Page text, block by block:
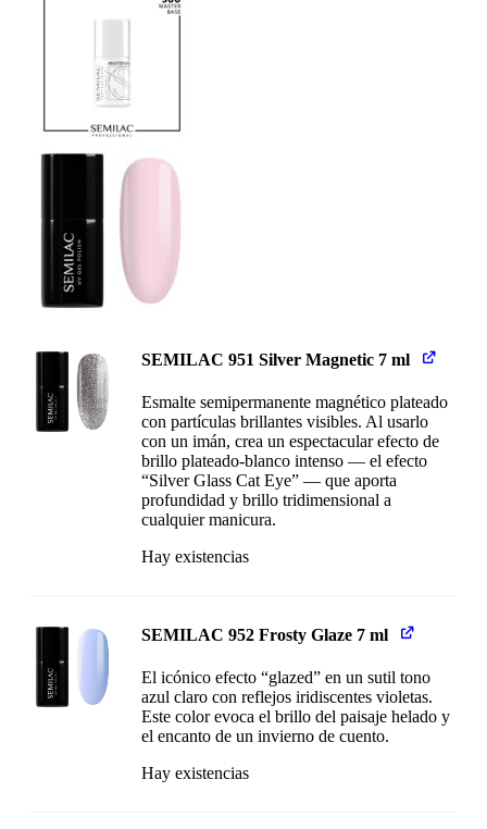
SEMILAC 951 Silver Magnetic 7 ml
Esmalte semipermanente magnético plateado
con partículas brillantes visibles. Al usarlo
con un imán, crea un espectacular efecto de
brillo plateado-blanco intenso — el efecto
“Silver Glass Cat Eye” — que aporta
profundidad y brillo tridimensional a
cualquier manicura.
Hay existencias
SEMILAC 952 Frosty Glaze 7 ml
El icónico efecto “glazed” en un sutil tono
azul claro con reflejos iridiscentes violetas.
Este color evoca el brillo del paisaje helado y
el encanto de un invierno de cuento.
Hay existencias